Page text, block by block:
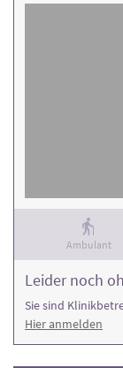
Ambulant
Leider noch
Sie sind
Hier anmelden